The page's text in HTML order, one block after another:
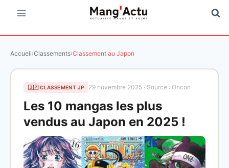
contenu
Accueil›Classements›Classement au Japon
🇯🇵 CLASSEMENT JP 29 novembre 2025 · Source : Oricon
Les 10 mangas les plus
vendus au Japon en 2025 !